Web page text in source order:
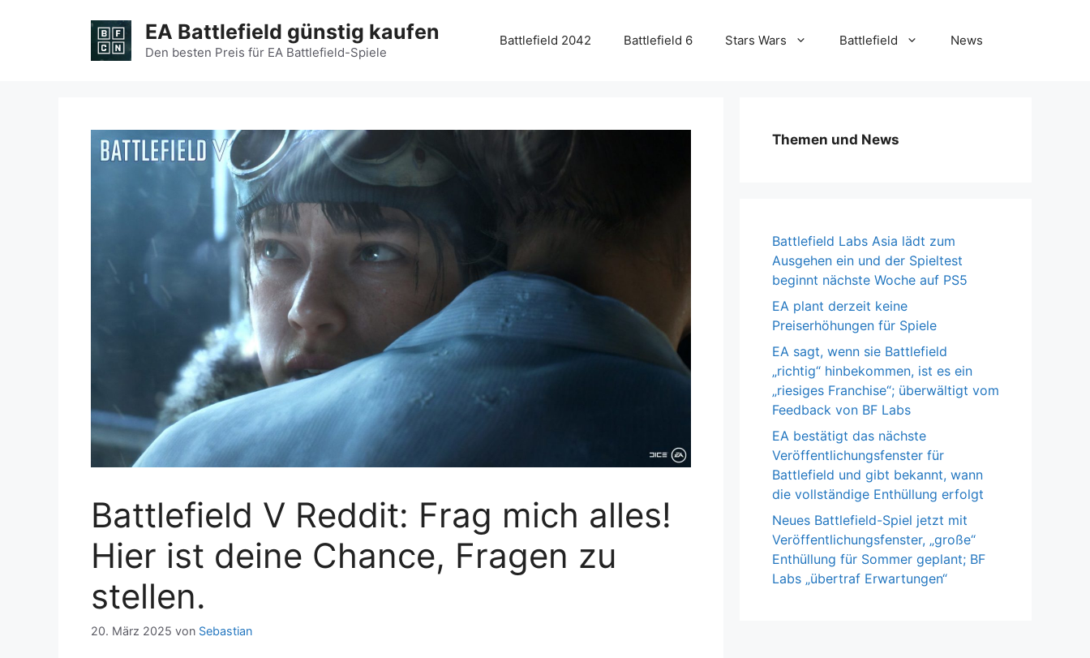
EA Battlefield günstig kaufen
Den besten Preis für EA Battlefield-Spiele
Battlefield 2042 Battlefield 6 Stars Wars Battlefield News
Battlefield V Reddit: Frag mich alles!
Hier ist deine Chance, Fragen zu
stellen.
20. März 2025 von Sebastian
Themen und News
Battlefield Labs Asia lädt zum
Ausgehen ein und der Spieltest
beginnt nächste Woche auf PS5
EA plant derzeit keine
Preiserhöhungen für Spiele
EA sagt, wenn sie Battlefield
„richtig“ hinbekommen, ist es ein
„riesiges Franchise“; überwältigt vom
Feedback von BF Labs
EA bestätigt das nächste
Veröffentlichungsfenster für
Battlefield und gibt bekannt, wann
die vollständige Enthüllung erfolgt
Neues Battlefield-Spiel jetzt mit
Veröffentlichungsfenster, „große“
Enthüllung für Sommer geplant; BF
Labs „übertraf Erwartungen“